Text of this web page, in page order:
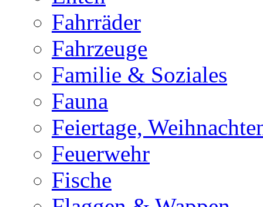
Fahrräder
Fahrzeuge
Familie & Soziales
Fauna
Feiertage,
Feuerwehr
Fische